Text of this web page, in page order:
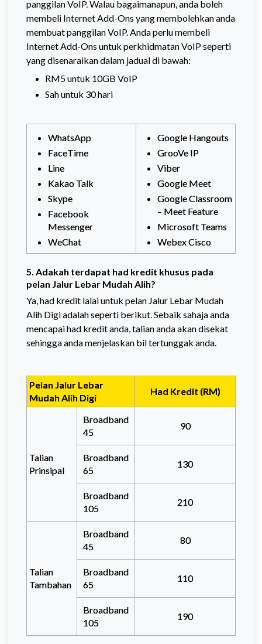
panggilan VoIP. Walau bagaimanapun, anda boleh
membeli Internet Add-Ons yang membolehkan anda
membuat panggilan VoIP. Anda perlu membeli
Internet Add-Ons untuk perkhidmatan VoIP seperti
yang disenaraikan dalam jadual di bawah:
RM5 untuk 10GB VoIP
Sah untuk 30 hari
WhatsApp
FaceTime
Line
Kakao Talk
Skype
Facebook
Messenger
WeChat
Google Hangouts
GrooVe IP
Viber
Google Meet
Google Classroom
– Meet Feature
Microsoft Teams
Webex Cisco
5. Adakah terdapat had kredit khusus pada
pelan Jalur Lebar Mudah Alih?
Ya, had kredit lalai untuk pelan Jalur Lebar Mudah
Alih Digi adalah seperti berikut. Sebaik sahaja anda
mencapai had kredit anda, talian anda akan disekat
sehingga anda menjelaskan bil tertunggak anda.
Pelan Jalur Lebar
Mudah Alih Digi
Had Kredit (RM)
Talian
Prinsipal
Broadband
45
90
Broadband
65
130
Broadband
105
210
Talian
Tambahan
Broadband
45
80
Broadband
65
110
Broadband
105
190